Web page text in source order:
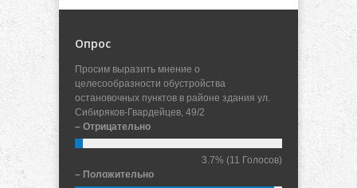
Опрос
Просим выразить мнение о
целесообразности обустройства
остановочных пунктов в районе здания ул.
Сибиряков-Гвардейцев, 49/2
– Отрицательно
3.7% (11 Голосов)
– Положительно